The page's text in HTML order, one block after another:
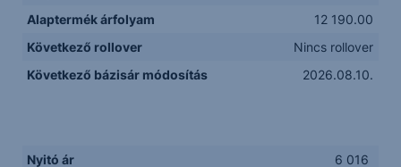
Alaptermék árfolyam
12 190.00
Következő rollover
Nincs rollover
Következő bázisár módosítás
2026.08.10.
Nyitó ár
6 016